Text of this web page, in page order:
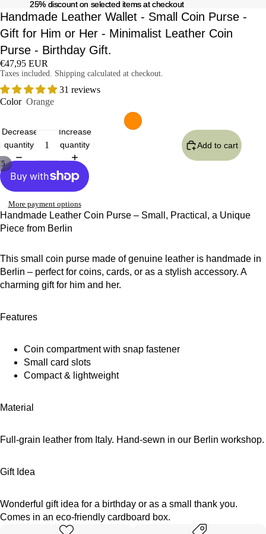
25% discount on selected items at checkout
25% discount on selected items at checkout
5
Handmade Leather Wallet - Small Coin Purse -
Gift for Him or Her - Minimalist Leather Coin
Purse - Birthday Gift.
€47,95 EUR
Taxes included. Shipping calculated at checkout.
31 reviews
Color Orange
Decrease
quantity
Increase
quantity
Add to cart
More payment options
Handmade Leather Coin Purse – Small, Practical, a Unique
Piece from Berlin
This small coin purse made of genuine leather is handmade in
Berlin – perfect for coins, cards, or as a stylish accessory. A
charming gift for him and her.
Features
Coin compartment with snap fastener
Small card slots
Compact & lightweight
Material
Full-grain leather from Italy. Hand-sewn in our Berlin workshop.
Gift Idea
Wonderful gift idea for a birthday or as a small thank you.
Comes in an eco-friendly cardboard box.